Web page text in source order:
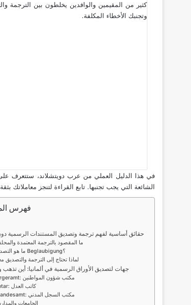
كثير من المقيمين والوافدين يخلطون بين الترجمة
وتجنبك الأخطاء المكلفة.
الشائعة التي يجب تجنبها. تابع القراءة لتنجز معاملاتك
فهرس
حقائق أساسية لفهم ترجمة وتصديق المستندات الرسمية
ما المقصود بالترجمة المعتمدة
ما هو التصديق Beglaubigung؟
لماذا تحتاج إلى الترجمة والتصديق
5 جهات لتصديق الأوراق الرسمية في ألمانيا: أين تذهب
Bürgeramt: مكتب شؤون المواطنين
Notar: كاتب العدل
Standesamt: مكتب السجل المدني
الجامعات